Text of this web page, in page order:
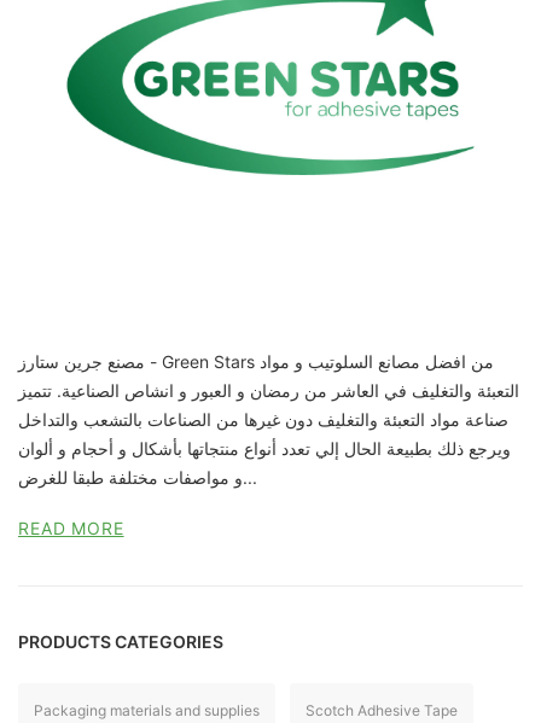
مصنع جرين ستارز - Green Stars من افضل مصانع السلوتيب و مواد
التعبئة والتغليف في العاشر من رمضان و العبور و انشاص الصناعية. تتميز
صناعة مواد التعبئة والتغليف دون غيرها من الصناعات بالتشعب والتداخل
ويرجع ذلك بطبيعة الحال إلي تعدد أنواع منتجاتها بأشكال و أحجام و ألوان
و مواصفات مختلفة طبقا للغرض...
READ MORE
PRODUCTS CATEGORIES
Packaging materials and supplies Scotch Adhesive Tape